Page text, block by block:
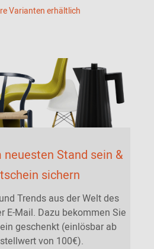
Varianten erhältlich
Stand sein &
sichern
Trends aus der Welt des
E-Mail. Dazu bekommen Sie
geschenkt (einlösbar ab
von 100€).